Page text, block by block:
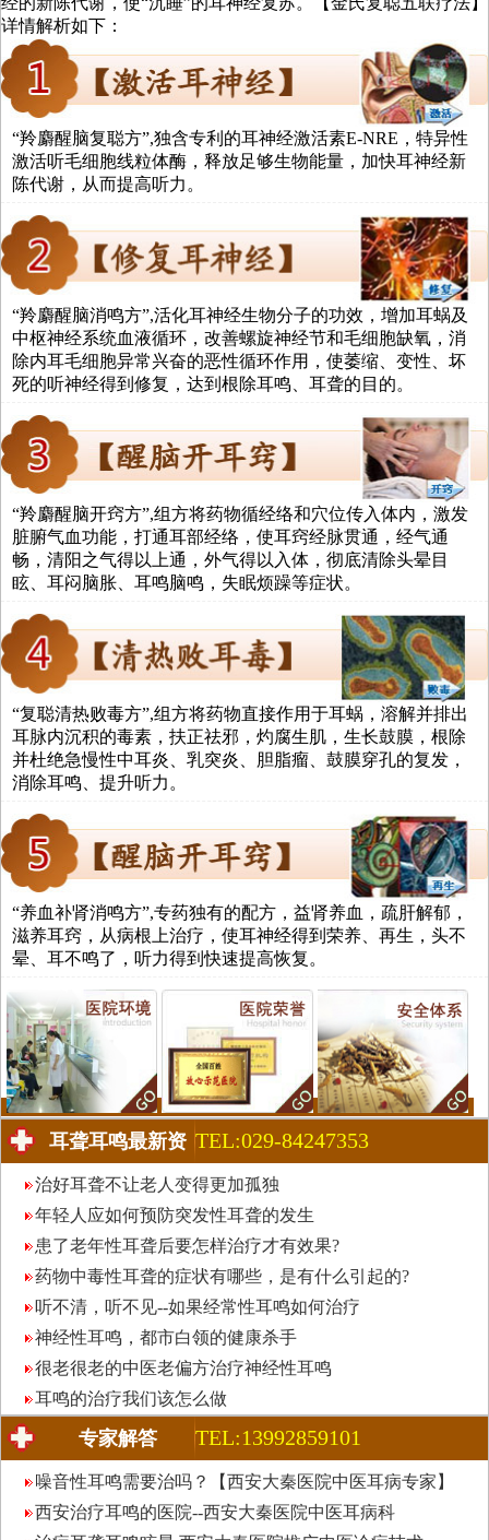
法
详情解析如下：
“羚麝醒脑复聪方”,独含专利的耳神经激活素E-NRE，特异性
激活听毛细胞线粒体酶，释放足够生物能量，加快耳神经新
陈代谢，从而提高听力。
“羚麝醒脑消鸣方”,活化耳神经生物分子的功效，增加耳蜗及
中枢神经系统血液循环，改善螺旋神经节和毛细胞缺氧，消
除内耳毛细胞异常兴奋的恶性循环作用，使萎缩、变性、坏
死的听神经得到修复，达到根除耳鸣、耳聋的目的。
“羚麝醒脑开窍方”,组方将药物循经络和穴位传入体内，激发
脏腑气血功能，打通耳部经络，使耳窍经脉贯通，经气通
畅，清阳之气得以上通，外气得以入体，彻底清除头晕目
眩、耳闷脑胀、耳鸣脑鸣，失眠烦躁等症状。
“复聪清热败毒方”,组方将药物直接作用于耳蜗，溶解并排出
耳脉内沉积的毒素，扶正祛邪，灼腐生肌，生长鼓膜，根除
并杜绝急慢性中耳炎、乳突炎、胆脂瘤、鼓膜穿孔的复发，
消除耳鸣、提升听力。
“养血补肾消鸣方”,专药独有的配方，益肾养血，疏肝解郁，
滋养耳窍，从病根上治疗，使耳神经得到荣养、再生，头不
晕、耳不鸣了，听力得到快速提高恢复。
耳聋耳鸣最新资
讯
TEL:029-84247353
治好耳聋不让老人变得更加孤独
年轻人应如何预防突发性耳聋的发生
患了老年性耳聋后要怎样治疗才有效果?
药物中毒性耳聋的症状有哪些，是有什么引起的?
听不清，听不见--如果经常性耳鸣如何治疗
神经性耳鸣，都市白领的健康杀手
很老很老的中医老偏方治疗神经性耳鸣
耳鸣的治疗我们该怎么做
专家解答 TEL:13992859101
噪音性耳鸣需要治吗？【西安大秦医院中医耳病专家】
西安治疗耳鸣的医院--西安大秦医院中医耳病科